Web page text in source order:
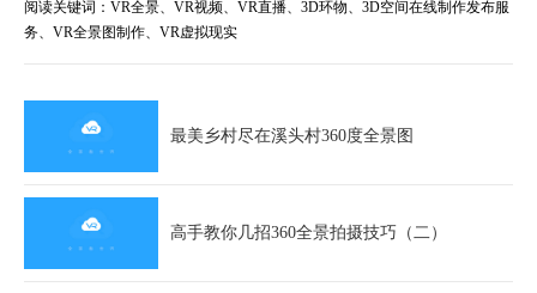
阅读关键词：VR全景、VR视频、VR直播、3D环物、3D空间在线制作发布服
务、VR全景图制作、VR虚拟现实
最美乡村尽在溪头村360度全景图
高手教你几招360全景拍摄技巧（二）